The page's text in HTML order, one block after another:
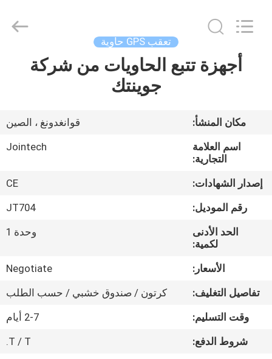
الصفحة
منتجات
الواقع
الافتراضي
معلومات
جولة
المعمل
تعقب GPS حاوية
أجهزة تتبع الحاويات من شركة
جوينتك
مكان المنشأ:
قوانغدونغ ، الصين
اسم العلامة
التجارية:
Jointech
إصدار الشهادات:
CE
رقم الموديل:
JT704
الحد الأدنى
لكمية:
وحدة 1
الأسعار:
Negotiate
تفاصيل التغليف:
كرتون / صندوق خشبي / حسب الطلب
وقت التسليم:
2-7 أيام
شروط الدفع:
T / T.